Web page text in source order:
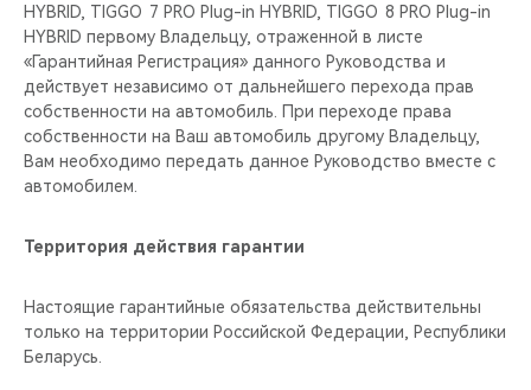
HYBRID, TIGGO 7 PRO Plug-in HYBRID, TIGGO 8 PRO Plug-in
HYBRID первому Владельцу, отраженной в листе
«Гарантийная Регистрация» данного Руководства и
действует независимо от дальнейшего перехода прав
собственности на автомобиль. При переходе права
собственности на Ваш автомобиль другому Владельцу,
Вам необходимо передать данное Руководство вместе с
автомобилем.
Территория действия гарантии
Настоящие гарантийные обязательства действительны
только на территории Российской Федерации, Республики
Беларусь.